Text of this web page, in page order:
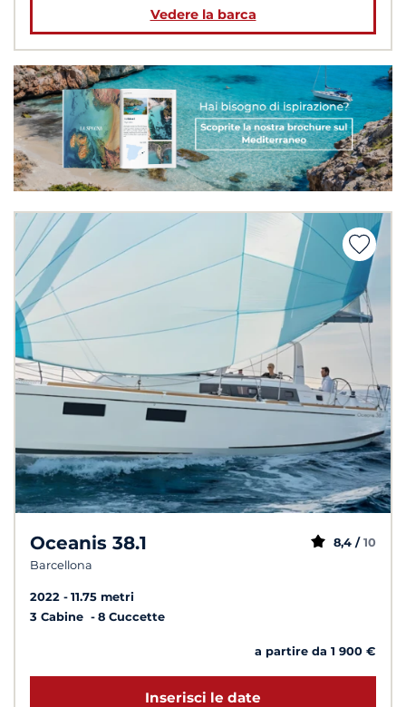
Vedere la barca
Oceanis 38.1
Barcellona
8,4 / 10
2022
11.75 metri
3 Cabine
8 Cuccette
a partire da 1 900 €
Inserisci le date